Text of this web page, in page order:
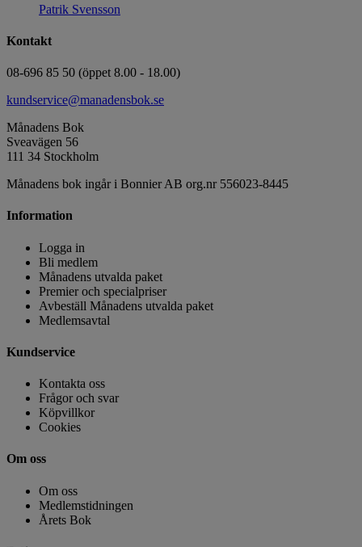
Patrik Svensson
Kontakt
08-696 85 50 (öppet 8.00 - 18.00)
kundservice@manadensbok.se
Månadens Bok
Sveavägen 56
111 34 Stockholm
Månadens bok ingår i Bonnier AB org.nr 556023-8445
Information
Logga in
Bli medlem
Månadens utvalda paket
Premier och specialpriser
Avbeställ Månadens utvalda paket
Medlemsavtal
Kundservice
Kontakta oss
Frågor och svar
Köpvillkor
Cookies
Om oss
Om oss
Medlemstidningen
Årets Bok